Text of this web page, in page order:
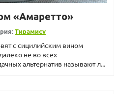
«Амаретто»
Тирамису
с сицилийским вином
не во всех
альтернатив называют л...